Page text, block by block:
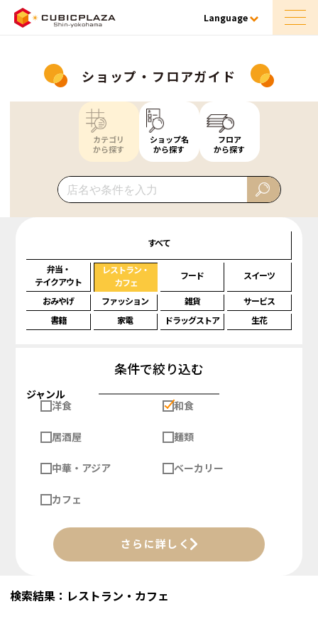
Language
ショップ・フロアガイド
カテゴリ
から探す
ショップ名
から探す
フロア
から探す
すべて
弁当・
テイクアウト
レストラン・
カフェ
フード スイーツ
おみやげ ファッション 雑貨
サービス
書籍
家電 ドラッグストア 生花
条件で絞り込む
ジャンル
洋食
和食
居酒屋 麺類
中華・アジア ベーカリー
カフェ
さらに詳しく
検索結果：レストラン・カフェ